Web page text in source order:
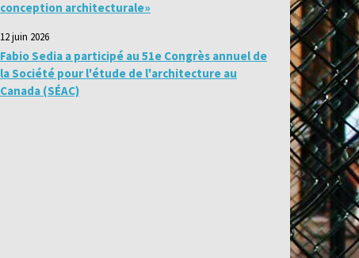
conception architecturale»
12 juin 2026
Fabio Sedia a participé au 51e Congrès annuel de
la Société pour l'étude de l'architecture au
Canada (SÉAC)